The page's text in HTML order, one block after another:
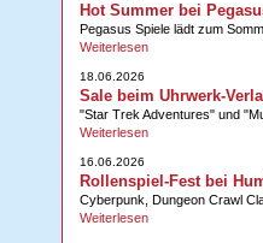
Hot Summer bei
Pegasus Spiele lädt zum
Weiterlesen
18.06.2026
Sale beim Uhrwerk-
"Star Trek Adventures" und
Weiterlesen
16.06.2026
Rollenspiel-Fest bei
Cyberpunk, Dungeon Crawl
Weiterlesen